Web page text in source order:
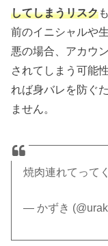
してしまうリスク
前のイニシャルや
悪の場合、アカウ
されてしまう可能
れば身バレを防ぐ
ません。
焼肉連れてって
— かずき